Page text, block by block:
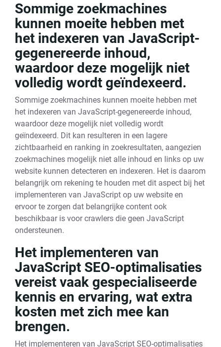
Sommige zoekmachines
kunnen moeite hebben met
het indexeren van JavaScript-
gegenereerde inhoud,
waardoor deze mogelijk niet
volledig wordt geïndexeerd.
Sommige zoekmachines kunnen moeite hebben met
het indexeren van JavaScript-gegenereerde inhoud,
waardoor deze mogelijk niet volledig wordt
geïndexeerd. Dit kan resulteren in een lagere
zichtbaarheid en ranking in zoekresultaten, aangezien
zoekmachines mogelijk niet alle inhoud en links op uw
website kunnen detecteren en indexeren. Het is daarom
belangrijk om rekening te houden met dit aspect bij het
implementeren van JavaScript op uw website en
ervoor te zorgen dat belangrijke content ook
beschikbaar is voor crawlers die geen JavaScript
ondersteunen.
Het implementeren van
JavaScript SEO-optimalisaties
vereist vaak gespecialiseerde
kennis en ervaring, wat extra
kosten met zich mee kan
brengen.
Het implementeren van JavaScript SEO-optimalisaties